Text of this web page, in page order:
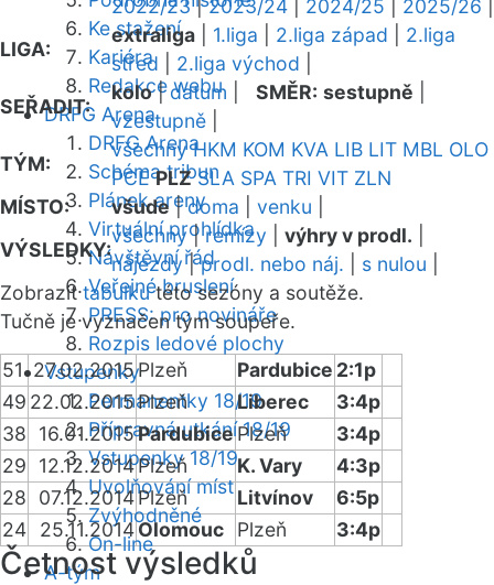
Ke stažení
Kariéra
Redakce webu
DRFG Arena
DRFG Arena
Schéma tribun
Plánek areny
Virtuální prohlídka
Návštěvní řád
Veřejné bruslení
PRESS: pro novináře
Rozpis ledové plochy
Vstupenky
Permanentky 18/19
Přípravná utkání 18/19
Vstupenky 18/19
Uvolňování míst
Zvýhodněné
On-line
A-tým
2022/23|2023/24 2024/25 2025/26
LIGA:
extraliga 1.liga 2.liga západ
2.liga
střed
2.liga východ
SEŘADIT:
kolo|datum SMĚR: sestupně
vzestupně
TÝM:
všechny HKM KOM KVA LIB LIT MBL OLO
PCE PLZ SLA SPA TRI VIT ZLN
MÍSTO:
všude|doma venku
VÝSLEDKY:
všechny|remízy výhry v prodl.
nájezdy|prodl. nebo náj. s nulou
Zobrazittabulkutéto sezóny a soutěže.
Tučně je vyznačen tým soupeře.
51 27.02.2015Plzeň Pardubice 2:1p
49 22.02.2015Plzeň Liberec
3:4p
38
16.01.2015Pardubice Plzeň
3:4p
29
12.12.2014Plzeň K. Vary
4:3p
28
07.12.2014Plzeň Litvínov
6:5p
24
25.11.2014Olomouc Plzeň 3:4p
Četnost výsledků